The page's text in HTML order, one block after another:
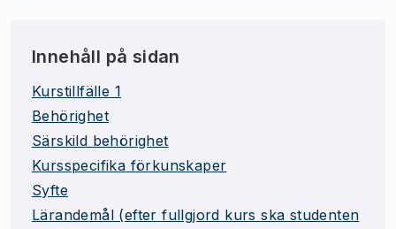
Innehåll på sidan
Kurstillfälle 1
Behörighet
Särskild behörighet
Kursspecifika förkunskaper
Syfte
Lärandemål (efter fullgjord kurs ska studenten